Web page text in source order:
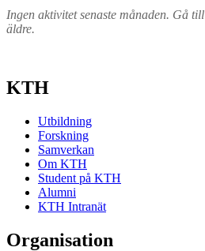
Ingen aktivitet senaste månaden. Gå till
äldre.
KTH
Utbildning
Forskning
Samverkan
Om KTH
Student på KTH
Alumni
KTH Intranät
Organisation